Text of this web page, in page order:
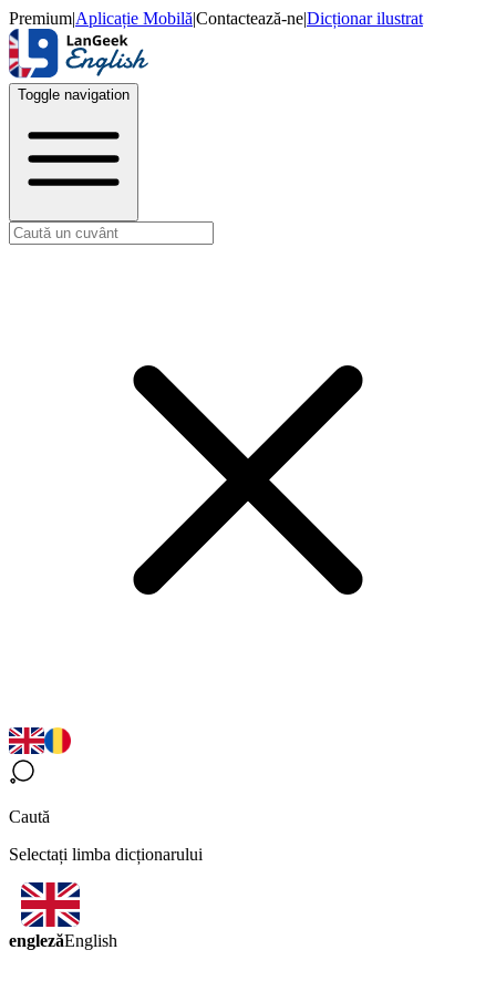
Premium|Aplicație Mobilă|Contactează-ne|Dicționar ilustrat
Toggle navigation
Caută
Selectați limba dicționarului
englezăEnglish